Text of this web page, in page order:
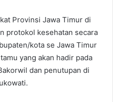
Provinsi Jawa Timur di
protokol kesehatan secara
kota se Jawa Timur
yang akan hadir pada
dan penutupan di